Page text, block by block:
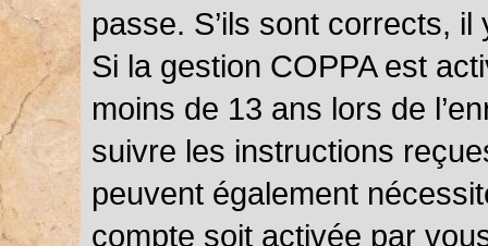
passe. S’ils sont corrects,
Si la gestion COPPA est
moins de 13 ans lors de
suivre les instructions
peuvent également
compte soit activée par